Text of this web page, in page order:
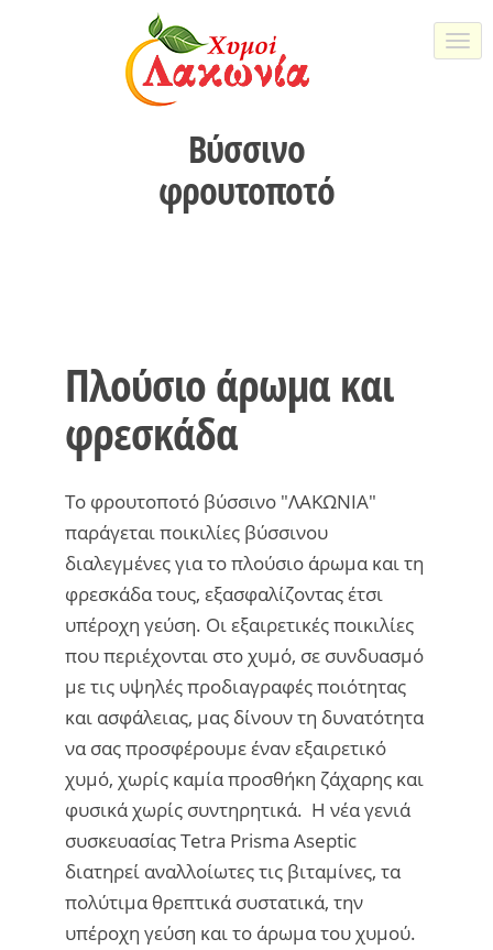
Βύσσινο
φρουτοποτό
Πλούσιο άρωμα και
φρεσκάδα
Το φρουτοποτό βύσσινο "ΛΑΚΩΝΙΑ"
παράγεται ποικιλίες βύσσινου
διαλεγμένες για το πλούσιο άρωμα και τη
φρεσκάδα τους, εξασφαλίζοντας έτσι
υπέροχη γεύση. Οι εξαιρετικές ποικιλίες
που περιέχονται στο χυμό, σε συνδυασμό
με τις υψηλές προδιαγραφές ποιότητας
και ασφάλειας, μας δίνουν τη δυνατότητα
να σας προσφέρουμε έναν εξαιρετικό
χυμό, χωρίς καμία προσθήκη ζάχαρης και
φυσικά χωρίς συντηρητικά. Η νέα γενιά
συσκευασίας Tetra Prisma Aseptic
διατηρεί αναλλοίωτες τις βιταμίνες, τα
πολύτιμα θρεπτικά συστατικά, την
υπέροχη γεύση και το άρωμα του χυμού.